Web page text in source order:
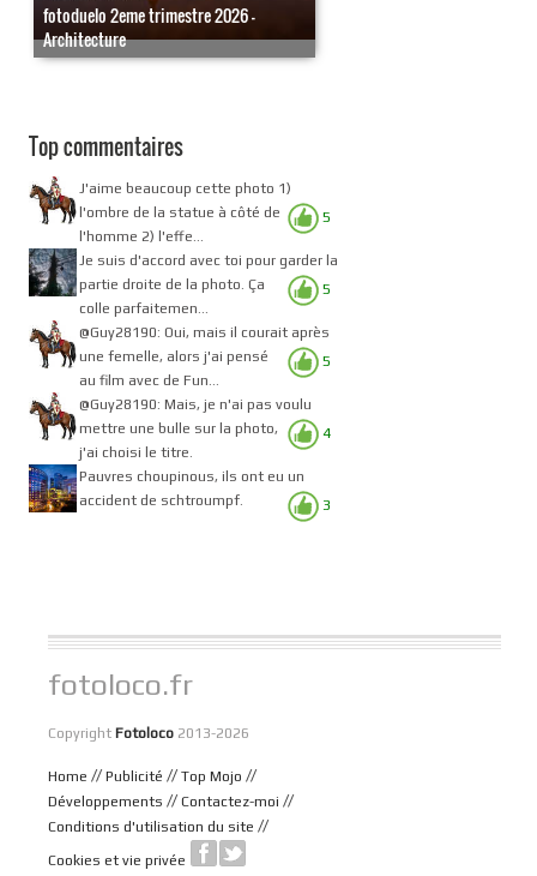
fotoduelo 2eme trimestre 2026 -
Architecture
Top commentaires
5
J'aime beaucoup cette photo 1)
l'ombre de la statue à côté de
l'homme 2) l'effe...
5
Je suis d'accord avec toi pour garder la
partie droite de la photo. Ça
colle parfaitemen...
5
@Guy28190: Oui, mais il courait après
une femelle, alors j'ai pensé
au film avec de Fun...
4
@Guy28190: Mais, je n'ai pas voulu
mettre une bulle sur la photo,
j'ai choisi le titre.
3
Pauvres choupinous, ils ont eu un
accident de schtroumpf.
fotoloco.fr
Copyright Fotoloco 2013-2026
Home // Publicité // Top Mojo //
Développements // Contactez-moi //
Conditions d'utilisation du site //
Cookies et vie privée